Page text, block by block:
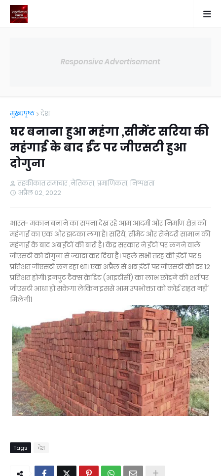
Responsive Advertisement
मुख्यपृष्ठ देश
घर बनाना हुआ महंगा ,सीमेंट सरिया की
महंगाई के बाद ईंट पर जीएसटी हुआ
दोगुना
तहकीकात समाचार ,नैतिकता, प्रमाणिकता, निष्पक्षता
अप्रैल 02, 2022
भारत- मकान बनाने का सपना देख रहे आम आदमी और निर्माण क्षेत्र को
महंगाई का एक और झटका लगा है। सरिये, सीमेंट और सेनेटरी सामान की
महंगाई केे बाद अब ईंटों की बारी है। केंद्र सरकार ने ईंटों पर लगने वाले
जीएसटी को दोगुना से ज्यादा कर दिया है। पहले सभी तरह की ईंटों पर 5
प्रतिशत जीएसटी लग रहा था। एक अप्रैल से अब ईंटों पर जीएसटी की दर 12
प्रतिशत होगी। इनपुट टैक्स क्रेडिट (आइटीसी) का लाभ छोड़ने की शर्त पर
जीएसटी आधा हो सकेगा लेकिन इससे आम उपभोक्ता को कोई राहत नहीं
मिलेगी।
Tags देश